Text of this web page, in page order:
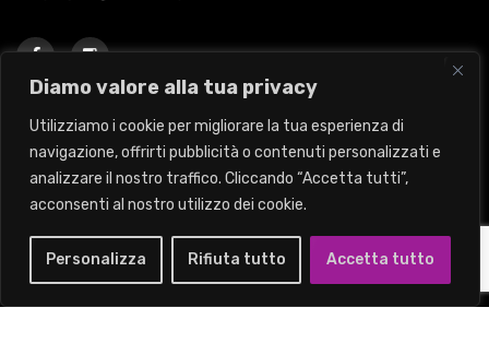
Diamo valore alla tua privacy
Utilizziamo i cookie per migliorare la tua esperienza di
navigazione, offrirti pubblicità o contenuti personalizzati e
analizzare il nostro traffico. Cliccando “Accetta tutti”,
acconsenti al nostro utilizzo dei cookie.
Personalizza Rifiuta tutto Accetta tutto
Instagram